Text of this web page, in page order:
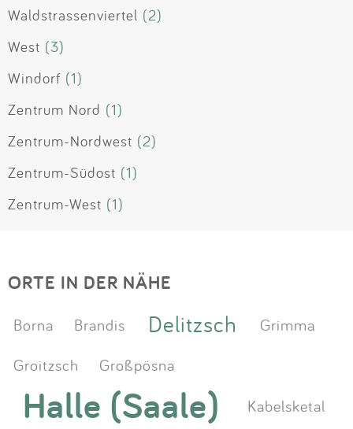
Waldstrassenviertel (2)
West (3)
Windorf (1)
Zentrum Nord (1)
Zentrum-Nordwest (2)
Zentrum-Südost (1)
Zentrum-West (1)
ORTE IN DER NÄHE
Borna Brandis Delitzsch
Grimma
Groitzsch
Großpösna
Halle (Saale)
Kabelsketal